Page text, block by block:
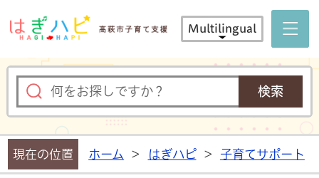
はぎハピ
Multilingual
現在の位置 ホーム > はぎハピ > 子育てサポート